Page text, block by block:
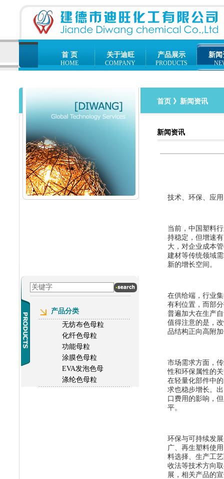
首 页
HOME
关于迪旺
COMPANY
产品展示
PRODUCTS
新闻
首页 》新闻资讯
新闻资讯
技术、环保、应
当前，中国塑料
持稳定，但增速
大，对企业成本
建材等传统领域
新的增长空间。
在供给端，行业
有利位置，而部
普遍加大在生产
值得注意的是，
品结构正向高附
市场需求方面，
性和环保属性的
在轻量化部件中
求也稳步增长。
口费用的影响，
平。
环保与可持续发
广、再生塑料使
料选择、生产工
收法等技术方向
展，相关产品的
产品分类
无纺布色母粒
化纤色母粒
功能母粒
涂膜色母粒
EVA发泡色母
涤纶色母粒